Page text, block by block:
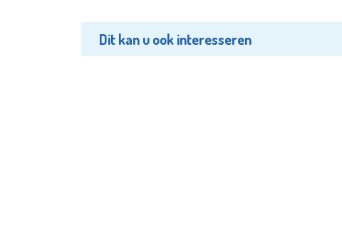
Dit kan u ook interesseren